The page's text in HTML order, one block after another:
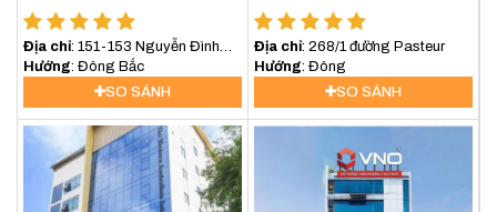
đến với KINGOFFICE
$ Giá cho thuê văn phòng quận 3 tháng
[vanphongchothue quan=3][/vanphongchothue]
Địa chỉ: 151-153 Nguyễn Đình
Chiểu, Quận 3
Hướng : Đông Bắc
SO SÁNH
Địa chỉ: 268/1 đường Pasteur
Hướng : Đông
SO SÁNH